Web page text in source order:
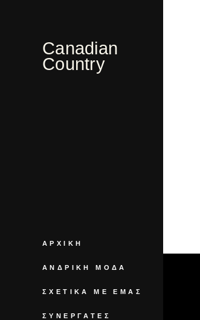
Canadian
Country
ΑΡΧΙΚΉ
ΑΝΔΡΙΚΉ ΜΌΔΑ
ΣΧΕΤΙΚΆ ΜΕ ΕΜΆΣ
ΣΥΝΕΡΓΆΤΕΣ